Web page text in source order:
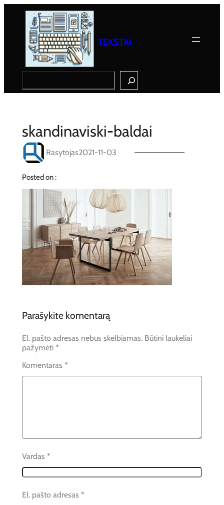
TEKSTAI
skandinaviski-baldai
Rasytojas2021-11-03
Posted on :
Parašykite komentarą
El. pašto adresas nebus skelbiamas. Būtini laukeliai
pažymėti *
Komentaras *
Vardas *
El. pašto adresas *